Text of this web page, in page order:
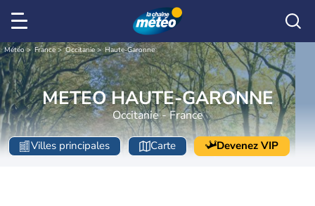
Météo France Occitanie Haute-Garonne
METEO HAUTE-GARONNE
Occitanie - France
Villes principales Carte Devenez VIP